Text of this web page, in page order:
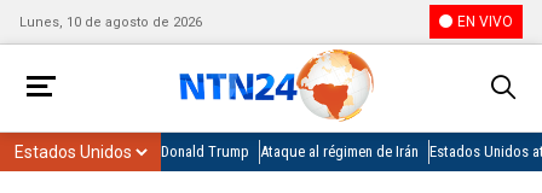
Lunes, 10 de agosto de 2026 EN VIVO
Donald Trump Ataque al régimen de Irán Estados Unidos